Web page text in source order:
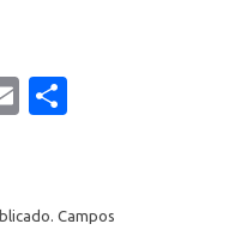
Email
Campos